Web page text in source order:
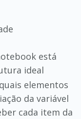
está
ideal
elementos
da variável
cada item da